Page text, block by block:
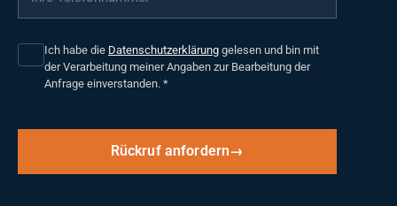
Ich habe die Datenschutzerklärung gelesen und bin mit
der Verarbeitung meiner Angaben zur Bearbeitung der
Anfrage einverstanden. *
Rückruf anfordern